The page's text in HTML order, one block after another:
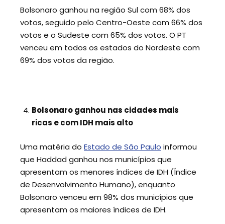
Bolsonaro ganhou na região Sul com 68% dos
votos, seguido pelo Centro-Oeste com 66% dos
votos e o Sudeste com 65% dos votos. O PT
venceu em todos os estados do Nordeste com
69% dos votos da região.
Bolsonaro ganhou nas cidades mais
ricas e com IDH mais alto
Uma matéria do Estado de São Paulo informou
que Haddad ganhou nos municípios que
apresentam os menores índices de IDH (Índice
de Desenvolvimento Humano), enquanto
Bolsonaro venceu em 98% dos municípios que
apresentam os maiores índices de IDH.